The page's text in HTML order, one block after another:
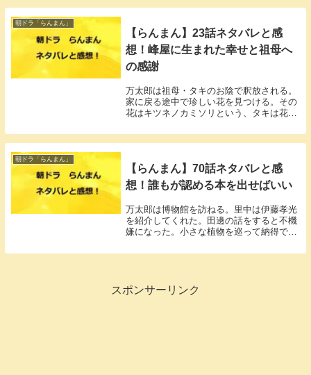
朝ドラ「らんまん」
【らんまん】23話ネタバレと感
想！峰屋に生まれた幸せと祖母へ
の感謝
万太郎は祖母・タキのお陰で釈放される。
家に戻る途中で珍しい花を見つける。その
花はキツネノカミソリという、タキは花の
朝ドラ「らんまん」
【らんまん】70話ネタバレと感
想！誰もが認める本を出せばいい
万太郎は博物館を訪ねる。里中は伊藤孝光
を紹介してくれた。田邊の話をすると不機
嫌になった。小さな植物を巡って納得でき
スポンサーリンク